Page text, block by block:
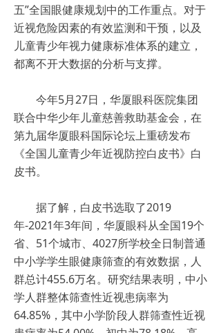
五”全国眼健康规划中的工作重点。对于
近视危险因素的有效监测和干预，以及
儿童青少年视力健康标准体系的建立，
都离不开大数据的分析与支撑。
今年5月27日，华厦眼科医院集团
联合中华少年儿童慈善救助基金会，在
第九届华厦眼科国际论坛上重磅发布
《全国儿童青少年近视防控白皮书》白
皮书。
据了解，白皮书选取了2019
年-2021年3年间，华厦眼科从全国19个
省、51个城市、4027所学校全日制普通
中小学学生眼健康筛查的有效数据，人
群总计455.6万名。研究结果表明，中小
学人群整体筛查性近视患病率为
64.85%，其中小学阶段人群筛查性近视